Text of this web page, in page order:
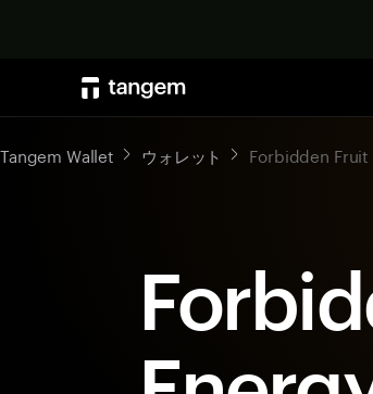
Tangem Wallet ウォレット Forbidden